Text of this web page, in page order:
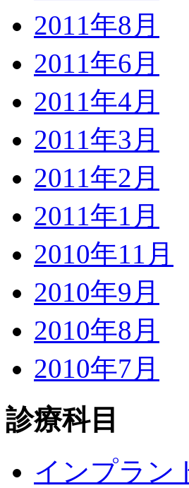
2011年8月
2011年6月
2011年4月
2011年3月
2011年2月
2011年1月
2010年11月
2010年9月
2010年8月
2010年7月
診療科目
インプラン